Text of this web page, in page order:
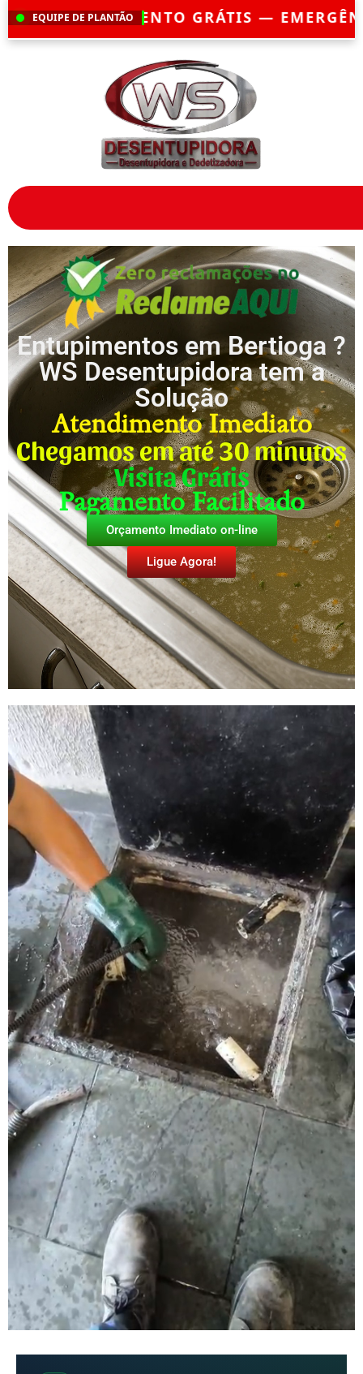
EQUIPE DE PLANTÃO
CHEGAMOS EM ATÉ 30 MINUTOS—
Entupimentos em Bertioga ?
WS Desentupidora tem a
Solução
Atendimento Imediato
Chegamos em até 30 minutos
Visita Grátis
Pagamento Facilitado
Orçamento Imediato on-line
Ligue Agora!